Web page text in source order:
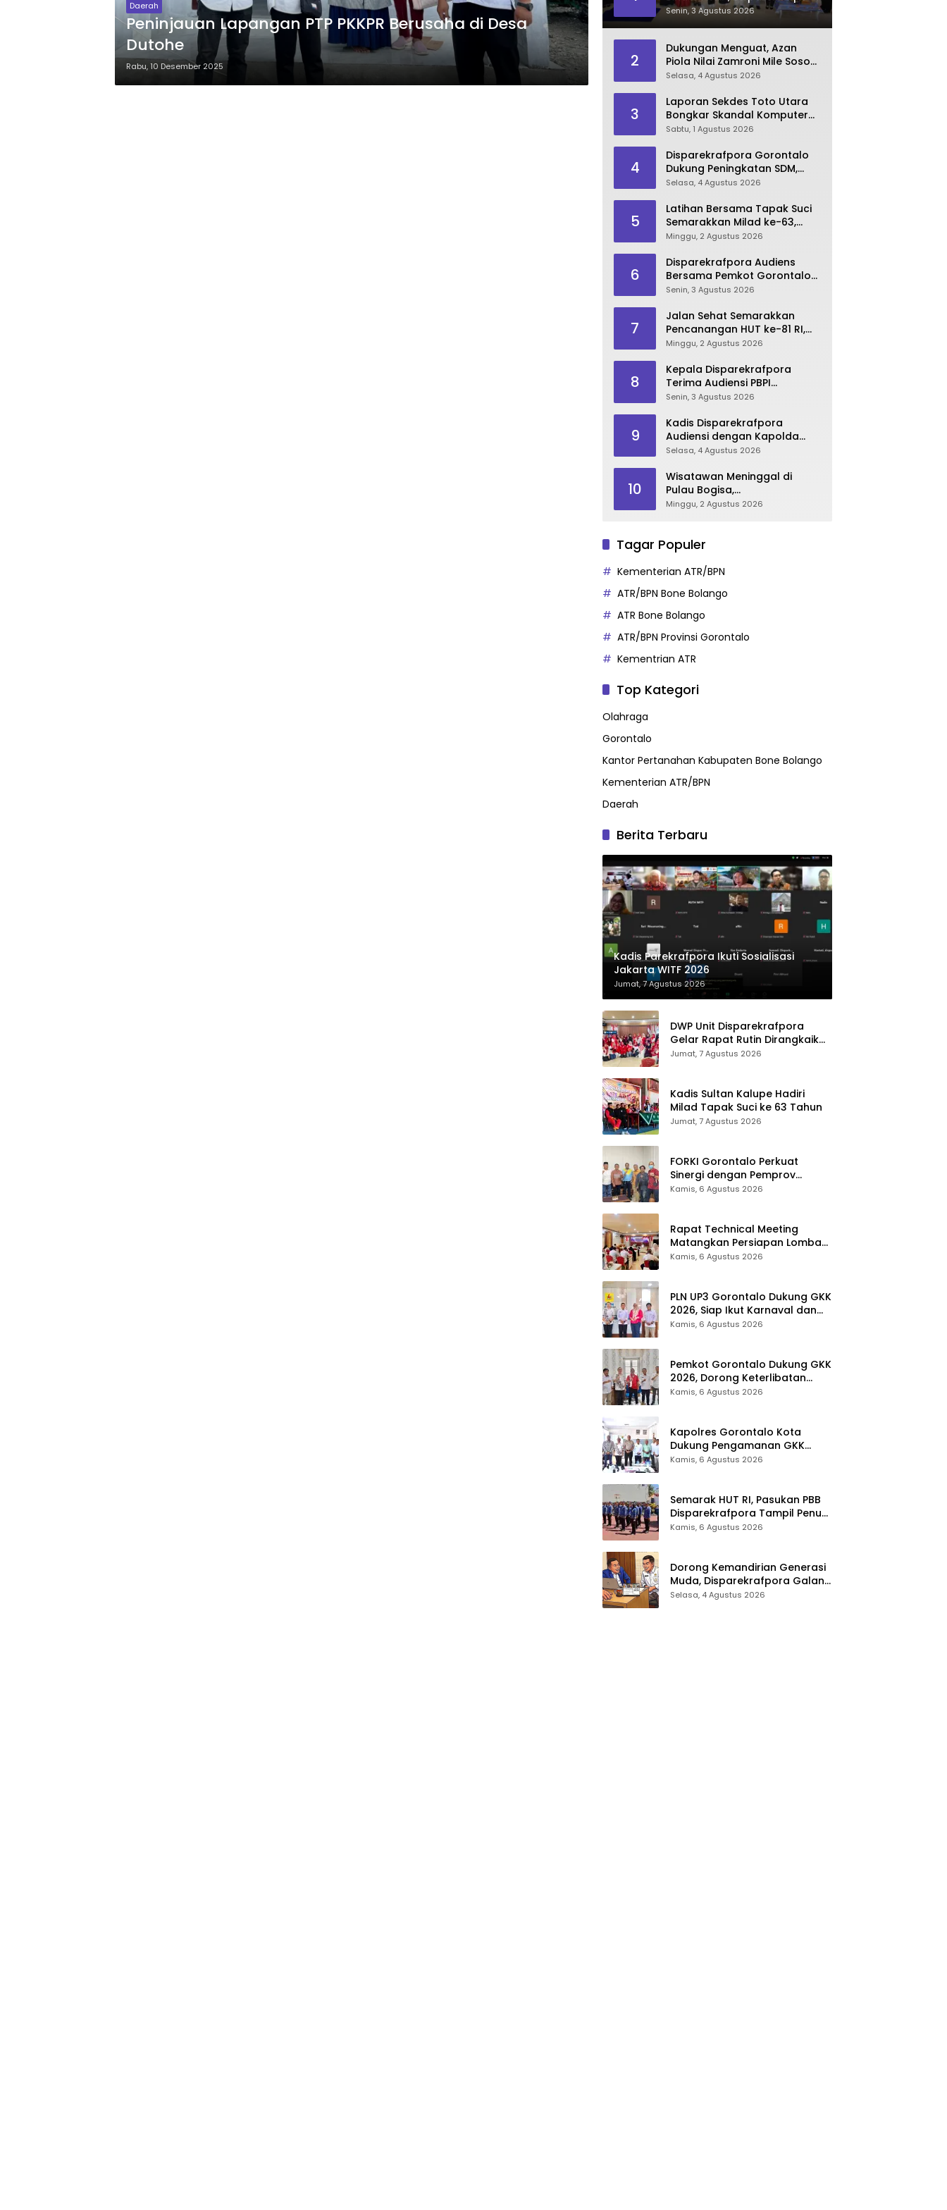
Daerah
Peninjauan Lapangan PTP PKKPR Berusaha di Desa
Dutohe
Rabu, 10 Desember 2025
Dorong Lahirnya SDM
Pariwisata Unggul
Senin, 3 Agustus 2026
2
Dukungan Menguat, Azan
Piola Nilai Zamroni Mile Sosok
Tepat Teruskan
Selasa, 4 Agustus 2026
3
Laporan Sekdes Toto Utara
Bongkar Skandal Komputer
‘Siluman’ 2025
Sabtu, 1 Agustus 2026
4
Disparekrafpora Gorontalo
Dukung Peningkatan SDM,
Berikan Rekomendasi Studi S3
Selasa, 4 Agustus 2026
5
Latihan Bersama Tapak Suci
Semarakkan Milad ke-63,
Sultan Kalupe Ajak Atlet
Minggu, 2 Agustus 2026
6
Disparekrafpora Audiens
Bersama Pemkot Gorontalo
Bahas Dukungan GKK 2026
Senin, 3 Agustus 2026
7
Jalan Sehat Semarakkan
Pencanangan HUT ke-81 RI,
Danau Perintis Jadi Etalase
Minggu, 2 Agustus 2026
8
Kepala Disparekrafpora
Terima Audiensi PBPI
Gorontalo.
Senin, 3 Agustus 2026
9
Kadis Disparekrafpora
Audiensi dengan Kapolda
Gorontalo, Perkuat Sinergi
Karnaval Karawo 2026
Selasa, 4 Agustus 2026
10
Wisatawan Meninggal di
Pulau Bogisa,
Disparekrafpora Sampaikan
Minggu, 2 Agustus 2026
Tagar Populer
Kementerian ATR/BPN
ATR/BPN Bone Bolango
ATR Bone Bolango
ATR/BPN Provinsi Gorontalo
Kementrian ATR
Top Kategori
Olahraga
Gorontalo
Kantor Pertanahan Kabupaten Bone Bolango
Kementerian ATR/BPN
Daerah
Berita Terbaru
Kadis Parekrafpora Ikuti Sosialisasi
Jakarta WITF 2026
Jumat, 7 Agustus 2026
DWP Unit Disparekrafpora
Gelar Rapat Rutin Dirangkaikan
Edukasi Manajemen Stres
Jumat, 7 Agustus 2026
Kadis Sultan Kalupe Hadiri
Milad Tapak Suci ke 63 Tahun
Jumat, 7 Agustus 2026
FORKI Gorontalo Perkuat
Sinergi dengan Pemprov
Jelang Kejurda Liga 1 Piala
Kamis, 6 Agustus 2026
Rapat Technical Meeting
Matangkan Persiapan Lomba
Olahraga Masyarakat Tingkat
Kamis, 6 Agustus 2026
PLN UP3 Gorontalo Dukung GKK
2026, Siap Ikut Karnaval dan
Pastikan Ketersediaan Listrik
Kamis, 6 Agustus 2026
Pemkot Gorontalo Dukung GKK
2026, Dorong Keterlibatan
UMKM dan Ekraf Lokal
Kamis, 6 Agustus 2026
Kapolres Gorontalo Kota
Dukung Pengamanan GKK
2026, Disparekrafpora Perkuat
Kamis, 6 Agustus 2026
Semarak HUT RI, Pasukan PBB
Disparekrafpora Tampil Penuh
Semangat
Kamis, 6 Agustus 2026
Dorong Kemandirian Generasi
Muda, Disparekrafpora Galang
Dukungan Penuh Para Aleg
Selasa, 4 Agustus 2026